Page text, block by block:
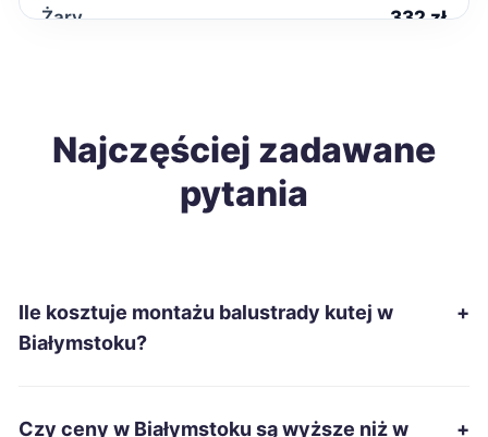
Żary 332 zł
Ostrowiec Świętokrzyski 333 zł
Ciechanów 335 zł
Najczęściej zadawane
pytania
Ile kosztuje montażu balustrady kutej w
Białymstoku?
+
Czy ceny w Białymstoku są wyższe niż w
+